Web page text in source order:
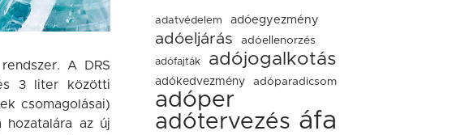
A DRS
3 liter közötti
csomagolásai)
hozatalára az új
adatvédelem adóegyezmény
adóeljárás adóellenorzés
adófajták adójogalkotás
adókedvezmény adóparadicsom
adóper
adótervezés áfa